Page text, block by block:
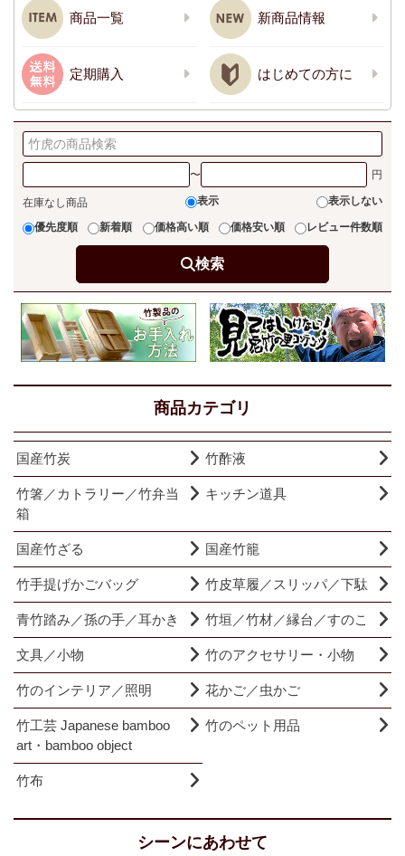
商品一覧 新商品情報
定期購入 はじめての方に
〜
在庫なし商品 表示 表示しない
優先度順 新着順 価格高い順 価格安い順 レビュー件数順
検索
商品カテゴリ
国産竹炭 竹酢液
竹箸／カトラリー／竹弁当
箱
キッチン道具
国産竹ざる 国産竹籠
竹手提げかごバッグ 竹皮草履／スリッパ／下駄
青竹踏み／孫の手／耳かき 竹垣／竹材／縁台／すのこ
文具／小物 竹のアクセサリー・小物
竹のインテリア／照明 花かご／虫かご
竹工芸 Japanese bamboo
art・bamboo object
竹のペット用品
竹布
シーンにあわせて